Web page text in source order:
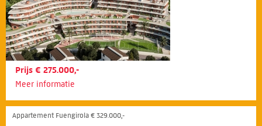
Prijs € 275.000,-
Meer informatie
Appartement Fuengirola € 329.000,-